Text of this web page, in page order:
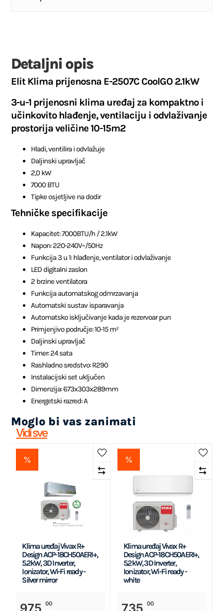
Detaljni opis
Elit Klima prijenosna E-2507C CoolGO 2.1kW
3-u-1 prijenosni klima uređaj za kompaktno i
učinkovito hlađenje, ventilaciju i odvlaživanje
prostorija veličine 10-15m2
Hladi, ventilira i odvlažuje
Daljinski upravljač
2,0 kW
7000 BTU
Tipke osjetljive na dodir
Tehničke specifikacije
Kapacitet: 7000BTU/h / 2.1kW
Napon: 220-240V~/50Hz
Funkcija 3 u 1: hlađenje, ventilator i odvlaživanje
LED digitalni zaslon
2 brzine ventilatora
Funkcija automatskog odmrzavanja
Automatski sustav isparavanja
Automatsko isključivanje kada je rezervoar pun
Primjenjivo područje: 10-15 m²
Daljinski upravljač
Timer: 24 sata
Rashladno sredstvo: R290
Instalacijski set uključen
Dimenzija: 673x303x289mm
Energetski razred: A
Moglo bi vas zanimati
Vidi sve
%
Klima uređaj Vivax R+
Design ACP-18CH50AERI+,
5.2kW, 3D Inverter,
Ionizator, Wi-Fi ready -
Silver mirror
00
%
Klima uređaj Vivax R+
Design ACP-18CH50AERI+,
5.2kW, 3D Inverter,
Ionizator, Wi-Fi ready -
white
00